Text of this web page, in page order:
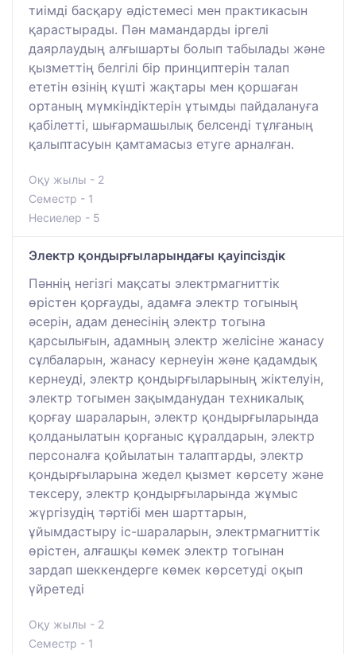
тиімді басқару әдістемесі мен практикасын
қарастырады. Пән мамандарды іргелі
даярлаудың алғышарты болып табылады және
қызметтің белгілі бір принциптерін талап
ететін өзінің күшті жақтары мен қоршаған
ортаның мүмкіндіктерін ұтымды пайдалануға
қабілетті, шығармашылық белсенді тұлғаның
қалыптасуын қамтамасыз етуге арналған.
Оқу жылы - 2
Семестр - 1
Несиелер - 5
Электр қондырғыларындағы қауіпсіздік
Пәннің негізгі мақсаты электрмагниттік
өрістен қорғауды, адамға электр тогының
әсерін, адам денесінің электр тогына
қарсылығын, адамның электр желісіне жанасу
сұлбаларын, жанасу кернеуін және қадамдық
кернеуді, электр қондырғыларының жіктелуін,
электр тогымен зақымданудан техникалық
қорғау шараларын, электр қондырғыларында
қолданылатын қорғаныс құралдарын, электр
персоналға қойылатын талаптарды, электр
қондырғыларына жедел қызмет көрсету және
тексеру, электр қондырғыларында жұмыс
жүргізудің тәртібі мен шарттарын,
ұйымдастыру іс-шараларын, электрмагниттік
өрістен, алғашқы көмек электр тогынан
зардап шеккендерге көмек көрсетуді оқып
үйретеді
Оқу жылы - 2
Семестр - 1